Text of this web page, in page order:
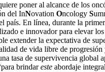
poner al alcance de los
del InNovation Oncology S
En línea, durante la
e innovador para elevar
la expectativa de
de vida libre de
tasa de supervivencia
brindareste abordaje